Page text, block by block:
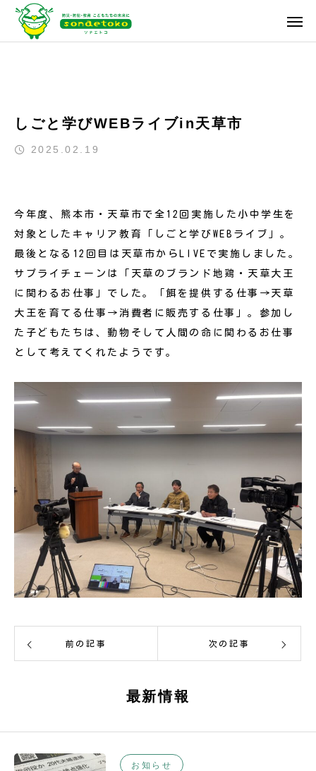
しごと学びWEBライブin天草市
2025.02.19
今年度、熊本市・天草市で全12回実施した小中学生を
対象としたキャリア教育「しごと学びWEBライブ」。
最後となる12回目は天草市からLIVEで実施しました。
サプライチェーンは「天草のブランド地鶏・天草大王
に関わるお仕事」でした。「餌を提供する仕事→天草
大王を育てる仕事→消費者に販売する仕事」。参加し
た子どもたちは、動物そして人間の命に関わるお仕事
として考えてくれたようです。
前の記事 次の記事
最新情報
お知らせ